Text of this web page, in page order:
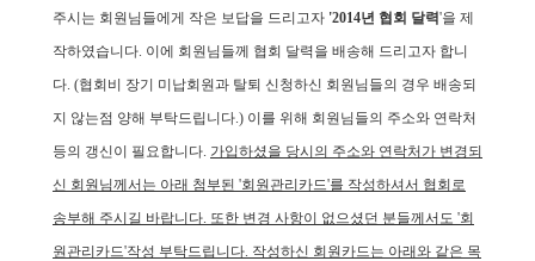
주시는 회원님들에게 작은 보답을 드리고자 '2014년 협회 달력'을 제
작하였습니다. 이에 회원님들께 협회 달력을 배송해 드리고자 합니
다. (협회비 장기 미납회원과 탈퇴 신청하신 회원님들의 경우 배송되
지 않는점 양해 부탁드립니다.) 이를 위해 회원님들의 주소와 연락처
등의 갱신이 필요합니다. 가입하셨을 당시의 주소와 연락처가 변경되
신 회원님께서는 아래 첨부된 '회원관리카드'를 작성하셔서 협회로
송부해 주시길 바랍니다. 또한 변경 사항이 없으셨던 분들께서도 '회
원관리카드'작성 부탁드립니다. 작성하신 회원카드는 아래와 같은 목